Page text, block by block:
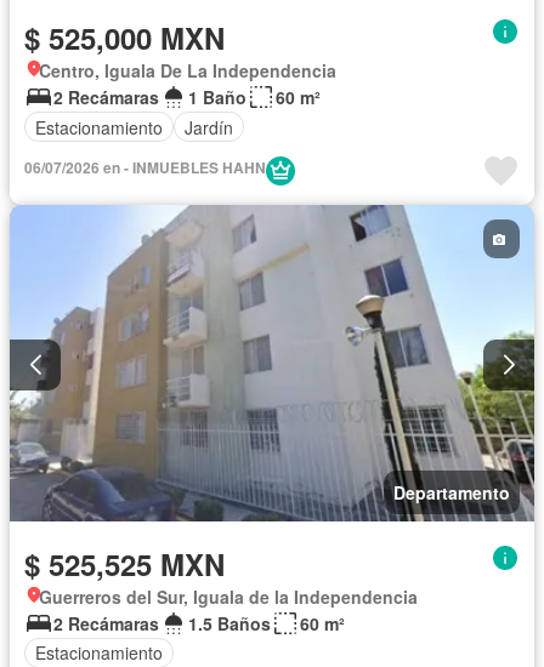
$ 525,000 MXN
Centro, Iguala De La Independencia
2 Recámaras
1 Baño
60 m²
Estacionamiento
Jardín
06/07/2026 en - INMUEBLES HAHN
Departamento
$ 525,525 MXN
Guerreros del Sur, Iguala de la Independencia
2 Recámaras
1.5 Baños
60 m²
Estacionamiento